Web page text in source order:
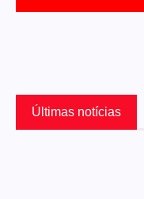
Últimas notícias